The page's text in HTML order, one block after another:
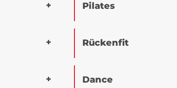
Pilates
Rückenfit
Dance